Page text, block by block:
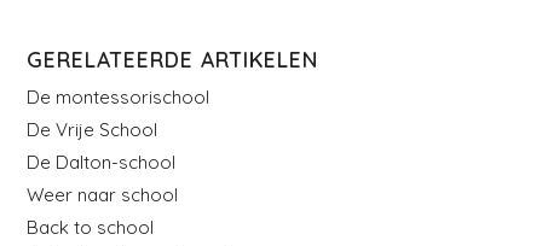
GERELATEERDE ARTIKELEN
De montessorischool
De Vrije School
De Dalton-school
Weer naar school
Back to school